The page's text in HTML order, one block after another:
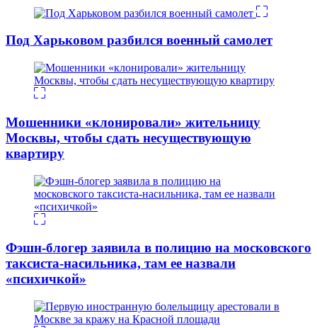
Под Харьковом разбился военный самолет
Мошенники «клонировали» жительницу
Москвы, чтобы сдать несуществующую
квартиру
Фэшн-блогер заявила в полицию на московского
таксиста-насильника, там ее назвали
«психичкой»